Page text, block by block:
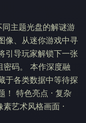
主题光盘的解谜游
像、从迷你游戏中寻
引导玩家解锁下一张
密码。 本作深度融
于各类数据中等待探
！ 特色亮点 · 复杂
艺术风格画面 ·